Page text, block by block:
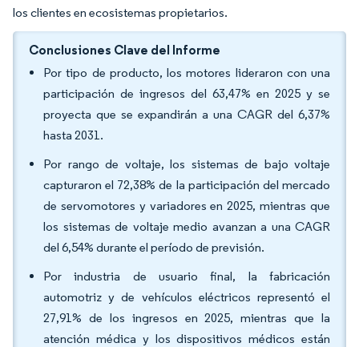
los clientes en ecosistemas propietarios.
Conclusiones Clave del Informe
Por tipo de producto, los motores lideraron con una
participación de ingresos del 63,47% en 2025 y se
proyecta que se expandirán a una CAGR del 6,37%
hasta 2031.
Por rango de voltaje, los sistemas de bajo voltaje
capturaron el 72,38% de la participación del mercado
de servomotores y variadores en 2025, mientras que
los sistemas de voltaje medio avanzan a una CAGR
del 6,54% durante el período de previsión.
Por industria de usuario final, la fabricación
automotriz y de vehículos eléctricos representó el
27,91% de los ingresos en 2025, mientras que la
atención médica y los dispositivos médicos están